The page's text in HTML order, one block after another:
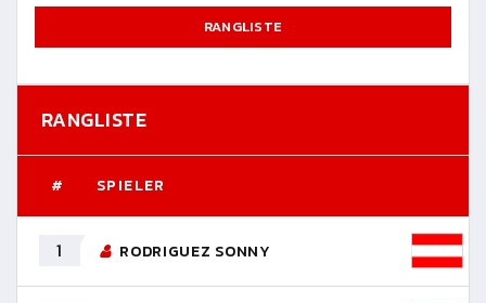
RANGLISTE
RANGLISTE
# SPIELER
1 RODRIGUEZ SONNY